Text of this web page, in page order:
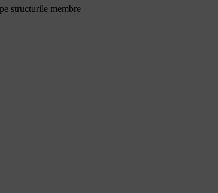
structurile membre